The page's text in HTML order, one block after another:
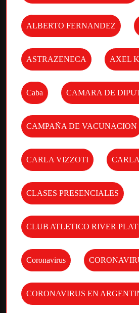
ALBERTO FERNANDEZ
ASTRAZENECA AXEL
Caba CAMARA DE
CAMPAÑA DE VACUNACION
CARLA VIZZOTI
CLASES PRESENCIALES
CLUB ATLETICO RIVER
Coronavirus
CORONAVIRUS EN